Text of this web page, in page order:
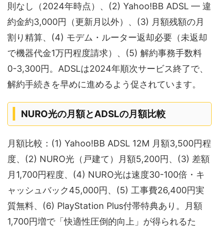
則なし（2024年時点）、(2) Yahoo!BB ADSL — 違
約金約3,000円（更新月以外）、(3) 月額残額の月
割り精算、(4) モデム・ルーター返却必要（未返却
で機器代金1万円程度請求）、(5) 解約事務手数料
0-3,300円。ADSLは2024年順次サービス終了で、
解約手続きを早めに進めるよう促されています。
NURO光の月額とADSLの月額比較
月額比較：(1) Yahoo!BB ADSL 12M 月額3,500円程
度、(2) NURO光（戸建て）月額5,200円、(3) 差額
月1,700円程度、(4) NURO光は速度30-100倍・キ
ャッシュバック45,000円、(5) 工事費26,400円実
質無料、(6) PlayStation Plus付帯特典あり。月額
1,700円増で「快適性圧倒的向上」が得られるた